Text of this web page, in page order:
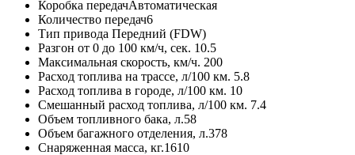
Коробка передачАвтоматическая
Количество передач6
Тип привода Передний (FDW)
Разгон от 0 до 100 км/ч, сек. 10.5
Максимальная скорость, км/ч. 200
Расход топлива на трассе, л/100 км. 5.8
Расход топлива в городе, л/100 км. 10
Смешанный расход топлива, л/100 км. 7.4
Объем топливного бака, л.58
Объем багажного отделения, л.378
Снаряженная масса, кг.1610